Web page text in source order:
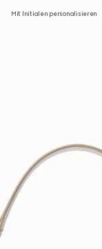
Mit Initialen personalisieren